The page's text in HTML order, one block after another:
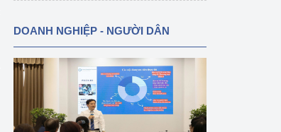
DOANH NGHIỆP - NGƯỜI DÂN